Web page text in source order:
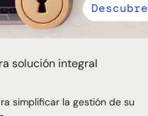
Descubre
solución integral
simplificar la gestión de su